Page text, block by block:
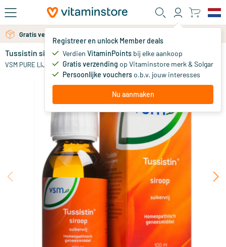
Ga naar de hoofdinhoud
Registreer en unlock Member deals
Verdien VitaminPoints bij elke aankoop
Gratis verzending op Vitaminstore merk & Solgar
Persoonlijke voucherso.b.v. jouw interesses
Nu aanmaken
Gratis verzending vanaf 25 euro
Gratis persoonlijk advies via chat of email
Tussistin siroop suikervrij
VSM PURE LIJFKRACHT